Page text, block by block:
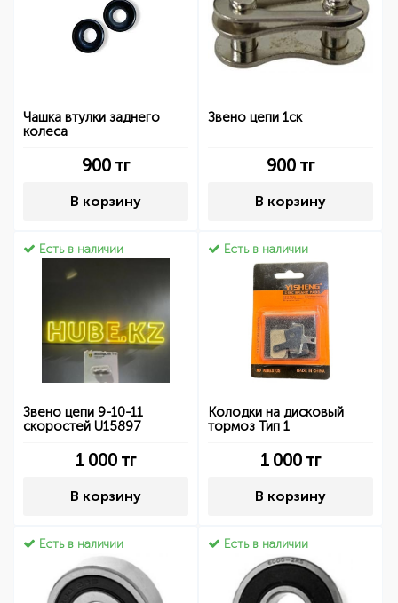
Чашка втулки заднего
колеса
900 тг
В корзину
Звено цепи 1ск
900 тг
В корзину
Есть в наличии
Звено цепи 9-10-11
скоростей U15897
1 000 тг
В корзину
Есть в наличии
Колодки на дисковый
тормоз Тип 1
1 000 тг
В корзину
Есть в наличии Есть в наличии